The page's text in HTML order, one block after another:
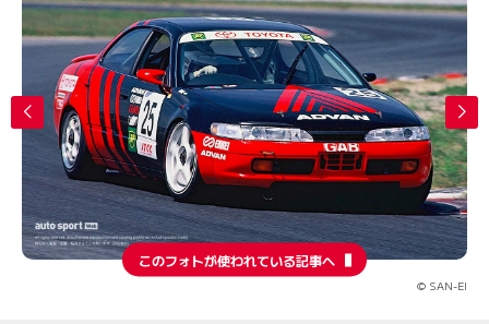
このフォトが使われている記事へ
© SAN-EI